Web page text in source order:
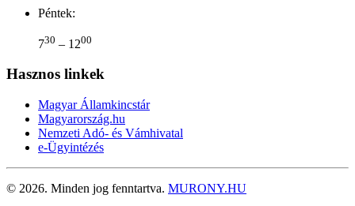
Péntek:
730 – 1200
Hasznos linkek
Magyar Államkincstár
Magyarország.hu
Nemzeti Adó- és Vámhivatal
e-Ügyintézés
© 2026. Minden jog fenntartva. MURONY.HU